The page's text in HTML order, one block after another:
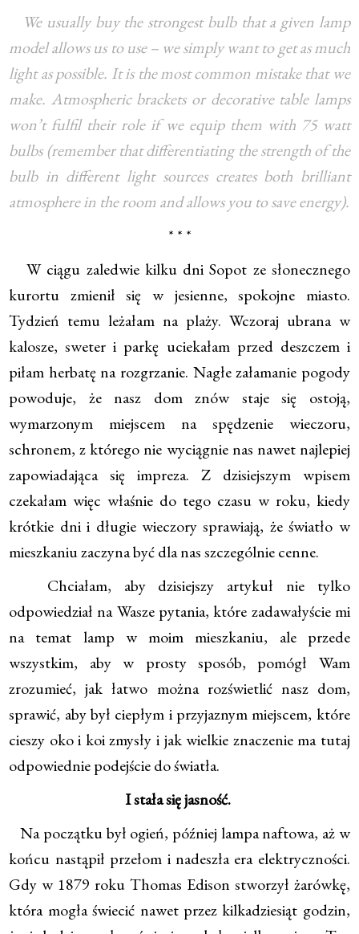
We usually buy the strongest bulb that a given lamp
model allows us to use – we simply want to get as much
light as possible. It is the most common mistake that we
make. Atmospheric brackets or decorative table lamps
won’t fulfil their role if we equip them with 75 watt
bulbs (remember that differentiating the strength of the
bulb in different light sources creates both brilliant
atmosphere in the room and allows you to save energy).
* * *
W ciągu zaledwie kilku dni Sopot ze słonecznego
kurortu zmienił się w jesienne, spokojne miasto.
Tydzień temu leżałam na plaży. Wczoraj ubrana w
kalosze, sweter i parkę uciekałam przed deszczem i
piłam herbatę na rozgrzanie. Nagłe załamanie pogody
powoduje, że nasz dom znów staje się ostoją,
wymarzonym miejscem na spędzenie wieczoru,
schronem, z którego nie wyciągnie nas nawet najlepiej
zapowiadająca się impreza. Z dzisiejszym wpisem
czekałam więc właśnie do tego czasu w roku, kiedy
krótkie dni i długie wieczory sprawiają, że światło w
mieszkaniu zaczyna być dla nas szczególnie cenne.
Chciałam, aby dzisiejszy artykuł nie tylko
odpowiedział na Wasze pytania, które zadawałyście mi
na temat lamp w moim mieszkaniu, ale przede
wszystkim, aby w prosty sposób, pomógł Wam
zrozumieć, jak łatwo można rozświetlić nasz dom,
sprawić, aby był ciepłym i przyjaznym miejscem, które
cieszy oko i koi zmysły i jak wielkie znaczenie ma tutaj
odpowiednie podejście do światła.
I stała się jasność.
Na początku był ogień, później lampa naftowa, aż w
końcu nastąpił przełom i nadeszła era elektryczności.
Gdy w 1879 roku Thomas Edison stworzył żarówkę,
która mogła świecić nawet przez kilkadziesiąt godzin,